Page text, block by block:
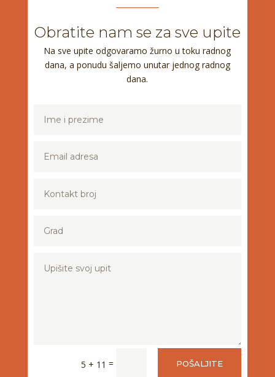
Obratite nam se za sve upite
Na sve upite odgovaramo žurno u toku radnog
dana, a ponudu šaljemo unutar jednog radnog
dana.
5 + 11 = POŠALJITE